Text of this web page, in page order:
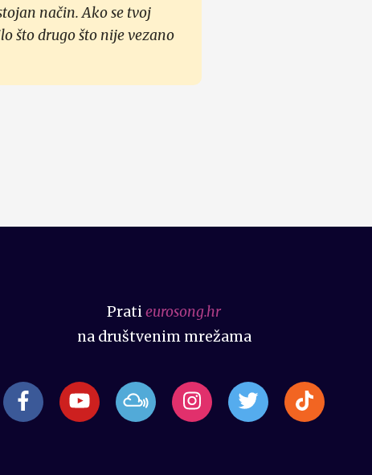
način. Ako se tvoj
što drugo što nije vezano
Pratieurosong.hr
na društvenim mrežama